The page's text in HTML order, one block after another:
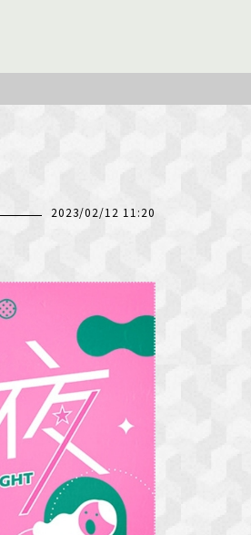
2023/02/12 11:20